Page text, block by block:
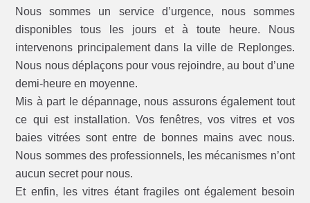
Nous sommes un service d’urgence, nous sommes
disponibles tous les jours et à toute heure. Nous
intervenons principalement dans la ville de Replonges.
Nous nous déplaçons pour vous rejoindre, au bout d’une
demi-heure en moyenne.
Mis à part le dépannage, nous assurons également tout
ce qui est installation. Vos fenêtres, vos vitres et vos
baies vitrées sont entre de bonnes mains avec nous.
Nous sommes des professionnels, les mécanismes n’ont
aucun secret pour nous.
Et enfin, les vitres étant fragiles ont également besoin